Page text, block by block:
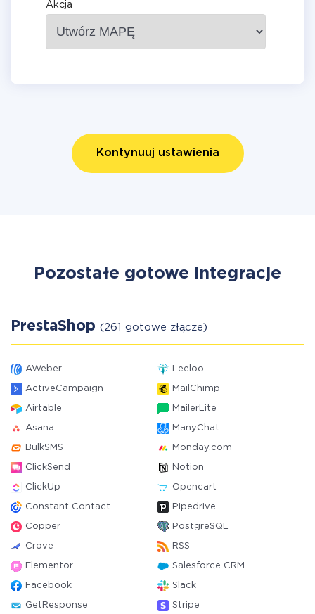
Akcja
Kontynuuj ustawienia
Pozostałe gotowe integracje
PrestaShop (261 gotowe złącze)
AWeber Leeloo
ActiveCampaign MailChimp
Airtable MailerLite
Asana ManyChat
BulkSMS Monday.com
ClickSend Notion
ClickUp Opencart
Constant Contact Pipedrive
Copper PostgreSQL
Crove RSS
Elementor Salesforce CRM
Facebook Slack
GetResponse Stripe